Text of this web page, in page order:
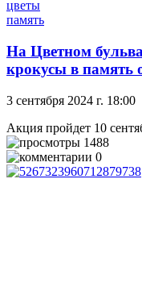
цветы
память
На Цветном
крокусы в память
3 сентября 2024 г. 18:00
Акция пройдет 10
1488
0